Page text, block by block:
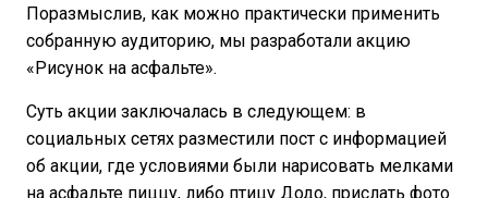
Поразмыслив, как можно практически применить
собранную аудиторию, мы разработали акцию
«Рисунок на асфальте».
Суть акции заключалась в следующем: в
социальных сетях разместили пост с информацией
об акции, где условиями были нарисовать мелками
на асфальте пиццу, либо птицу Додо, прислать фото